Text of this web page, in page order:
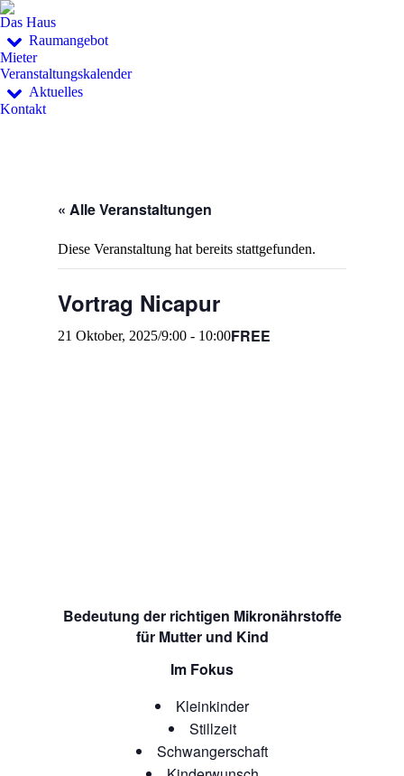
Das Haus
Raumangebot
Mieter
Veranstaltungskalender
Aktuelles
Kontakt
« Alle Veranstaltungen
Diese Veranstaltung hat bereits stattgefunden.
Vortrag Nicapur
21 Oktober, 2025/9:00 - 10:00FREE
Bedeutung der richtigen Mikronährstoffe
für Mutter und Kind
Im Fokus
Kleinkinder
Stillzeit
Schwangerschaft